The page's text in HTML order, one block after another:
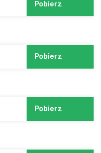
Pobierz
Pobierz
Pobierz